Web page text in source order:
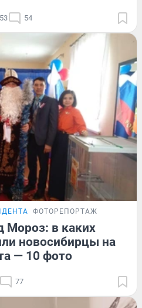
54
ФОТОРЕПОРТАЖ
Мороз: в каких
новосибирцы на
— 10 фото
77